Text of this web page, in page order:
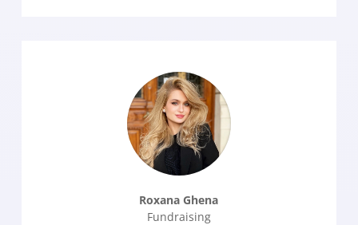
Roxana Ghena
Fundraising